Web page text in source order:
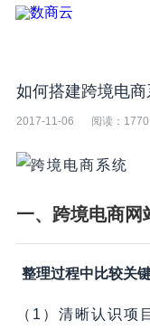
如何搭建跨境电商
2017-11-06 阅读： 1770
一、跨境电商网
整理过程中比较关
（1）清晰认识项